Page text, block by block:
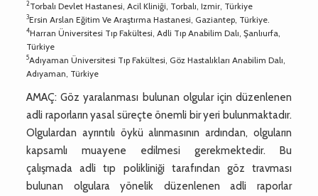
2Torbalı Devlet Hastanesi, Acil Kliniği, Torbalı, Izmir, Türkiye
3Ersin Arslan Eğitim Ve Araştırma Hastanesi, Gaziantep, Türkiye.
4Harran Üniversitesi Tıp Fakültesi, Adli Tıp Anabilim Dalı, Şanlıurfa,
Türkiye
5Adıyaman Üniversitesi Tıp Fakültesi, Göz Hastalıkları Anabilim Dalı,
Adıyaman, Türkiye
AMAÇ: Göz yaralanması bulunan olgular için düzenlenen
adli raporların yasal süreçte önemli bir yeri bulunmaktadır.
Olgulardan ayrıntılı öykü alınmasının ardından, olguların
kapsamlı muayene edilmesi gerekmektedir. Bu
çalışmada adli tıp polikliniği tarafından göz travması
bulunan olgulara yönelik düzenlenen adli raporlar